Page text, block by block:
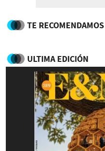
TE RECOMENDAMOS
ULTIMA EDICIÓN